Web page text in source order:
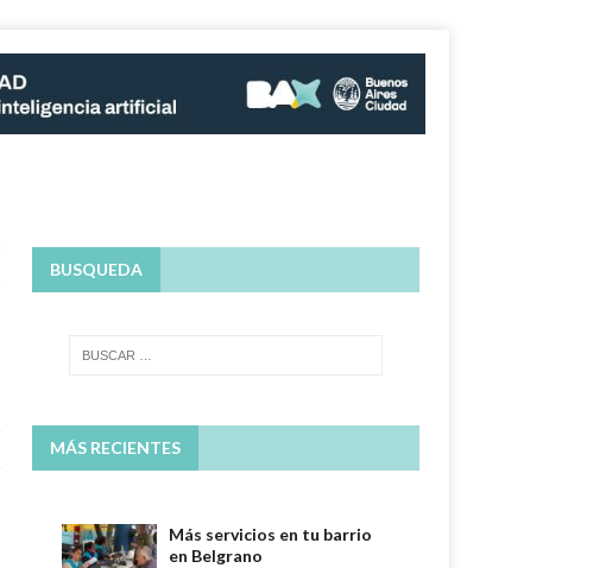
BUSQUEDA
MÁS RECIENTES
Más servicios en tu barrio
en Belgrano